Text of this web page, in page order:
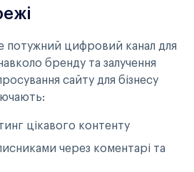
потужний цифровий канал для
бренду та залучення
сайту для бізнесу
цікавого контенту
через коментарі та